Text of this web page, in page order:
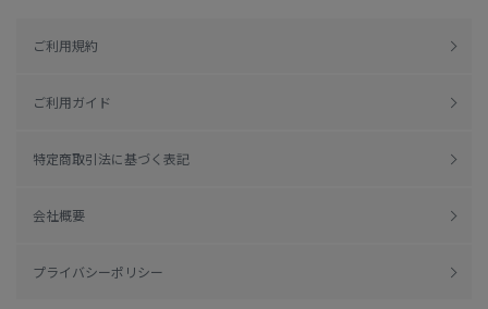
ご利用規約
ご利用ガイド
特定商取引法に基づく表記
会社概要
プライバシーポリシー